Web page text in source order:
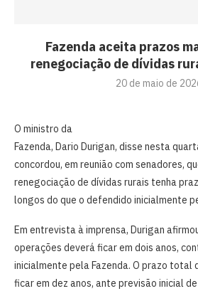
Fazenda aceita prazos
renegociação de dívidas
20 de maio de
O ministro da
Fazenda, ⁠Dario Durigan, disse nesta
concordou, em reunião com senadores,
renegociação ‌de dívidas rurais tenha
longos do que o defendido inicialmente
Em entrevista à imprensa, Durigan
operações deverá ficar ⁠em dois anos,
inicialmente pela Fazenda. O prazo total
ficar em dez anos, ante previsão ​inicial